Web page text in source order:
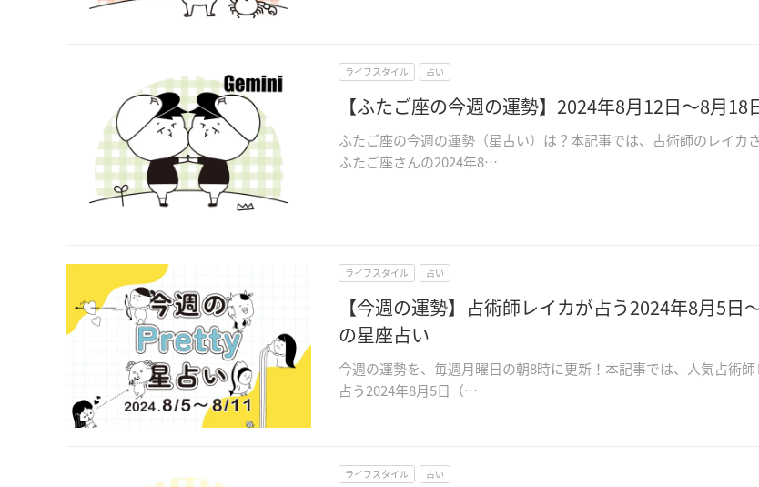
ライフスタイル 占い
【ふたご座の今週の運勢】2024年8月12日～8月18
ふたご座の今週の運勢（星占い）は？本記事では、占術師のレイカさ
ふたご座さんの2024年8…
ライフスタイル 占い
【今週の運勢】占術師レイカが占う2024年8月5日
の星座占い
今週の運勢を、毎週月曜日の朝8時に更新！本記事では、人気占術
占う2024年8月5日（…
ライフスタイル 占い